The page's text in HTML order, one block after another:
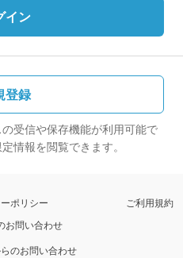
イン
登録
受信や保存機能が利用可能で
情報を閲覧できます。
ポリシー
ご利用規約
お問い合わせ
のお問い合わせ